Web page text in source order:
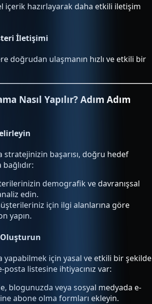
içerik hazırlayarak daha etkili iletişim
İletişimi
doğrudan ulaşmanın hızlı ve etkili bir
Nasıl Yapılır? Adım Adım
stratejinizin başarısı, doğru hedef
demografik ve davranışsal
edin.
için ilgi alanlarına göre
yapın.
Oluşturun
yapabilmek için yasal ve etkili bir şekilde
listesine ihtiyacınız var:
blogunuzda veya sosyal medyada e-
abone olma formları ekleyin.